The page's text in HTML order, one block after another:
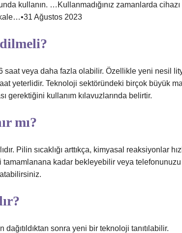
kullanın. …Kullanmadığınız zamanlarda
Ağustos 2023
saat veya daha fazla olabilir. Özellikle yeni nesil
yeterlidir. Teknoloji sektöründeki birçok büyük
gerektiğini kullanım kılavuzlarında belirtir.
mı?
Pilin sıcaklığı arttıkça, kimyasal reaksiyonlar
tamamlanana kadar bekleyebilir veya
sonra yeni bir teknoloji tanıtılabilir.